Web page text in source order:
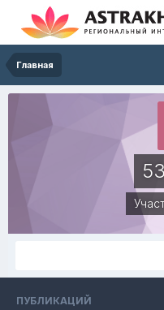
Главная
ПУБЛИКАЦИЙ